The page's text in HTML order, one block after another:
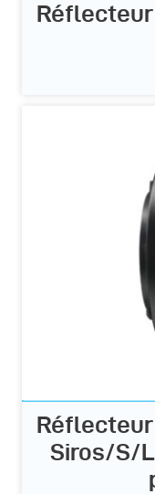
Réflecteur
Siros/S/